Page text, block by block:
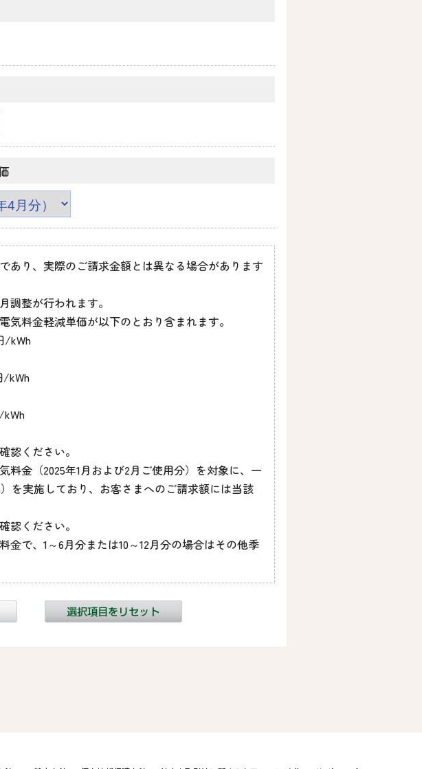
あり、実際のご請求金額とは異なる場合があります
整が行われます。
料金軽減単価が以下のとおり含まれます。
/kWh
/kWh
認ください。
料金（2025年1月および2月ご使用分）を対象に、一
を実施しており、お客さまへのご請求額には当該
認ください。
で、1～6月分または10～12月分の場合はその他季